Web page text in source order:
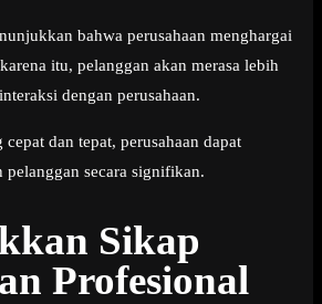
bahwa perusahaan menghargai
itu, pelanggan akan merasa lebih
dengan perusahaan.
dan tepat, perusahaan dapat
pelanggan secara signifikan.
Sikap
Profesional